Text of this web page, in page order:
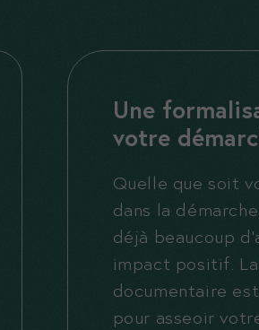
Une
votre
Quelle que soit
dans la
déjà beaucoup
impact positif.
documentaire
pour asseoir